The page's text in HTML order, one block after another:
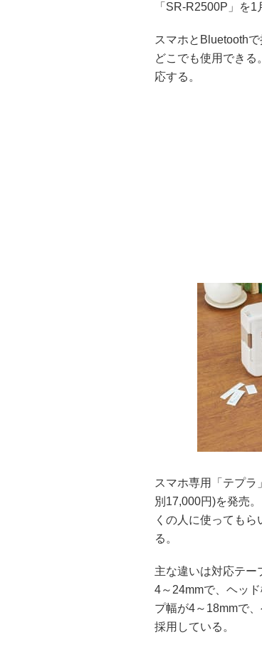
「SR-R2500P」を
スマホとBluetooth
どこでも使用でき
応する。
スマホ専用「テプラ
別17,000円)を発売
くの人に使っても
る。
主な違いは対応テー
4～24mmで、ヘッ
プ幅が4～18mmで
採用している。